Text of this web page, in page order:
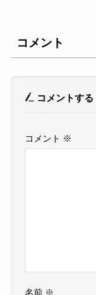
コメント
コメントする
コメント ※
名前 ※